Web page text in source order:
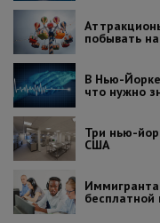
побывать
В Нью-Йорке
что нужно
Три нью-
США